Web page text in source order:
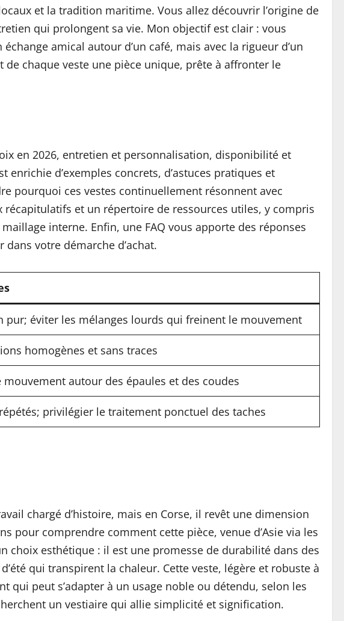
et la tradition maritime. Vous allez découvrir l’origine de
qui prolongent sa vie. Mon objectif est clair : vous
amical autour d’un café, mais avec la rigueur d’un
chaque veste une pièce unique, prête à affronter le
en 2026, entretien et personnalisation, disponibilité et
d’exemples concrets, d’astuces pratiques et
pourquoi ces vestes continuellement résonnent avec
récapitulatifs et un répertoire de ressources utiles, y compris
interne. Enfin, une FAQ vous apporte des réponses
votre démarche d’achat.
pur; éviter les mélanges lourds qui freinent le mouvement
homogènes et sans traces
autour des épaules et des coudes
privilégier le traitement ponctuel des taches
chargé d’histoire, mais en Corse, il revêt une dimension
pour comprendre comment cette pièce, venue d’Asie via les
choix esthétique : il est une promesse de durabilité dans des
qui transpirent la chaleur. Cette veste, légère et robuste à
peut s’adapter à un usage noble ou détendu, selon les
un vestiaire qui allie simplicité et signification.